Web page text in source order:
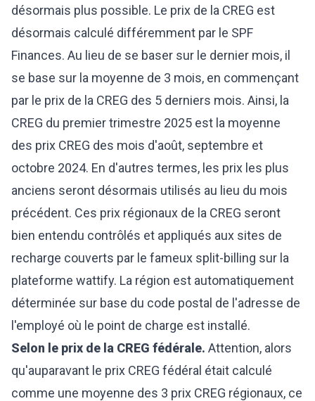
désormais plus possible. Le prix de la CREG est
désormais calculé différemment par le SPF
Finances. Au lieu de se baser sur le dernier mois, il
se base sur la moyenne de 3 mois, en commençant
par le prix de la CREG des 5 derniers mois. Ainsi, la
CREG du premier trimestre 2025 est la moyenne
des prix CREG des mois d'août, septembre et
octobre 2024. En d'autres termes, les prix les plus
anciens seront désormais utilisés au lieu du mois
précédent. Ces prix régionaux de la CREG seront
bien entendu contrôlés et appliqués aux sites de
recharge couverts par le fameux split-billing sur la
plateforme wattify. La région est automatiquement
déterminée sur base du code postal de l'adresse de
l'employé où le point de charge est installé.
Selon le prix de la CREG fédérale. Attention, alors
qu'auparavant le prix CREG fédéral était calculé
comme une moyenne des 3 prix CREG régionaux, ce